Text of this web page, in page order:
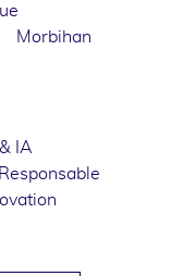
Morbihan
IA